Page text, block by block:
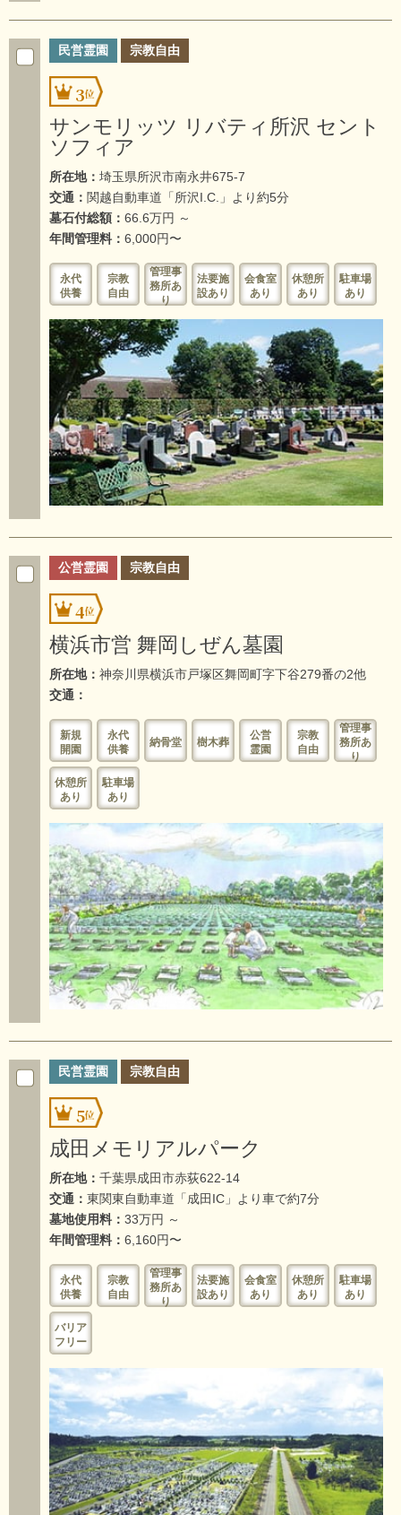
民営霊園 宗教自由
3
サンモリッツ リバティ所沢 セント
ソフィア
所在地： 埼玉県所沢市南永井675-7
交通： 関越自動車道「所沢I.C.」より約5分
墓石付総額： 66.6万円 ～
年間管理料： 6,000円〜
永代
供養
宗教
自由
管理事
務所あ
り
法要施
設あり
会食室
あり
休憩所
あり
駐車場
あり
公営霊園 宗教自由
4
横浜市営 舞岡しぜん墓園
所在地： 神奈川県横浜市戸塚区舞岡町字下谷279番の2他
交通：
新規
開園
永代
供養
納骨堂 樹木葬
公営
霊園
宗教
自由
管理事
務所あ
り
休憩所
あり
駐車場
あり
民営霊園 宗教自由
5
成田メモリアルパーク
所在地： 千葉県成田市赤荻622-14
交通： 東関東自動車道「成田IC」より車で約7分
墓地使用料： 33万円 ～
年間管理料： 6,160円〜
永代
供養
宗教
自由
管理事
務所あ
り
法要施
設あり
会食室
あり
休憩所
あり
駐車場
あり
バリア
フリー